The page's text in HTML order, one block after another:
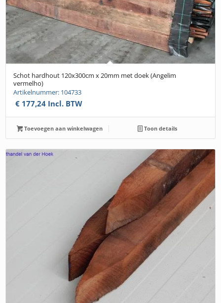
Schot hardhout 120x300cm x 20mm met doek (Angelim
vermelho)
Artikelnummer: 104733
€ 177,24 Incl. BTW
Toevoegen aan winkelwagen Toon details